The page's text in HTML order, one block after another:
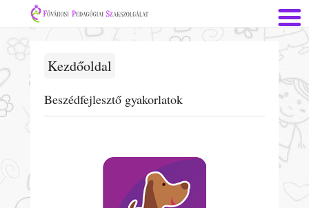
Kezdőoldal
Beszédfejlesztő gyakorlatok